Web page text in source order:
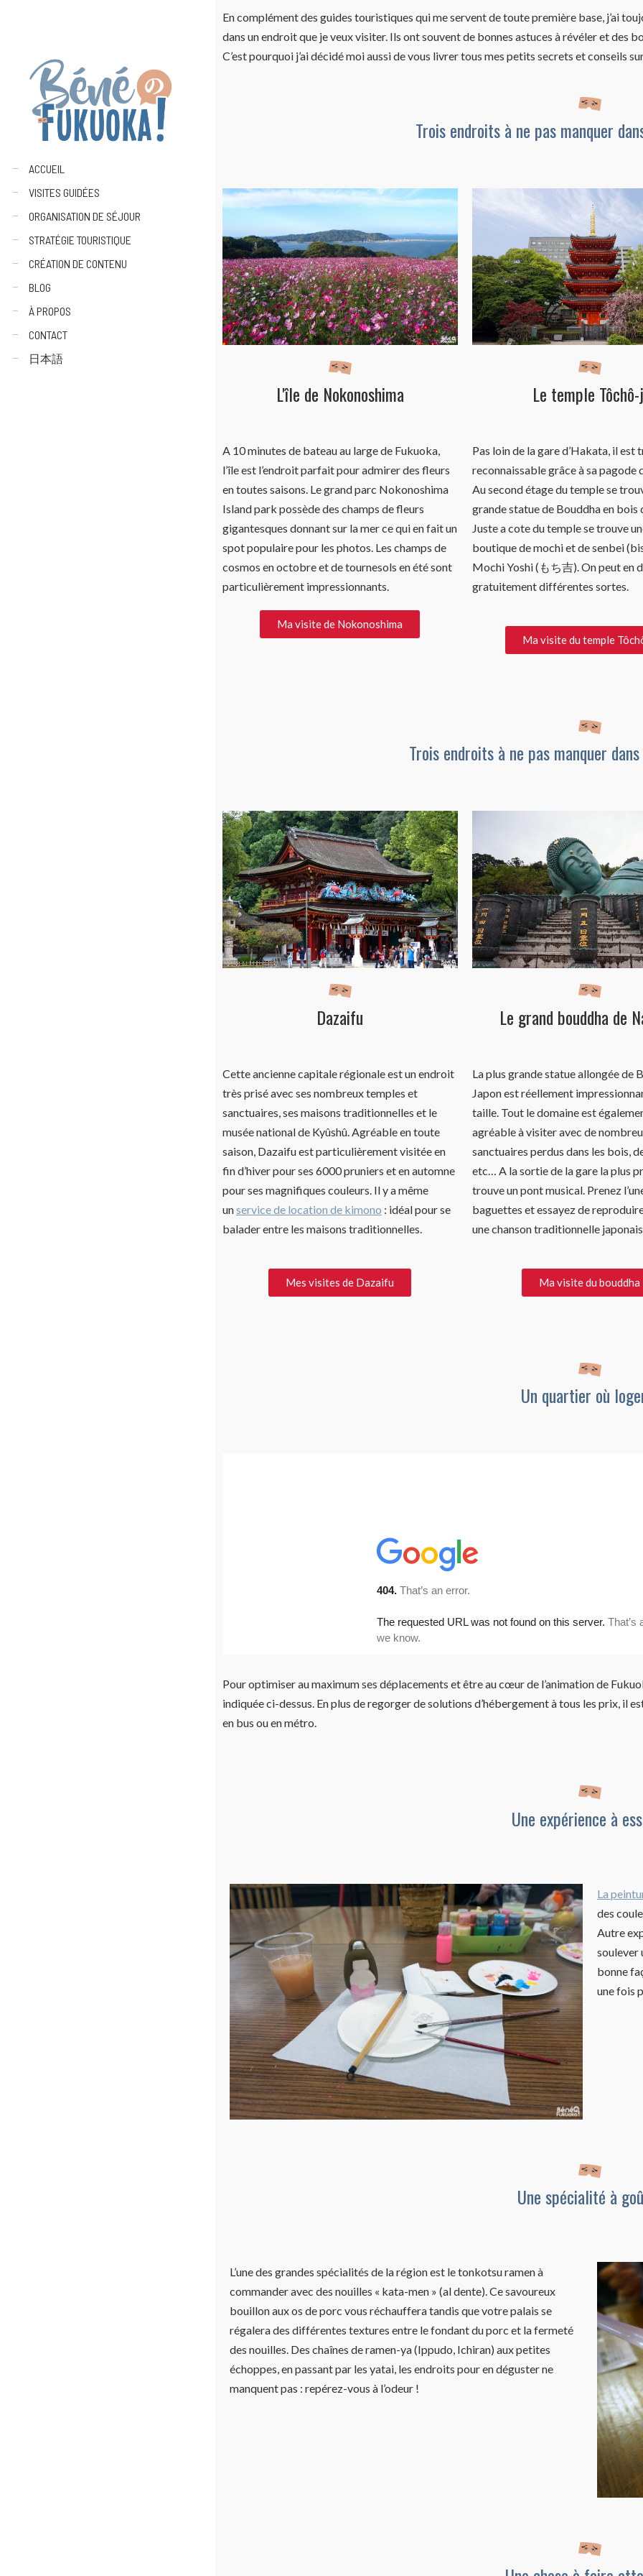
ACCUEIL
VISITES GUIDÉES
ORGANISATION DE SÉJOUR
STRATÉGIE TOURISTIQUE
CRÉATION DE CONTENU
BLOG
À PROPOS
CONTACT
日本語
En complément des guides touristiques qui me servent de toute première base, j’ai
dans un endroit que je veux visiter. Ils ont souvent de bonnes astuces à révéler et des
C’est pourquoi j’ai décidé moi aussi de vous livrer tous mes petits secrets et conseils
Trois endroits à ne pas manquer
L'île de Nokonoshima
A 10 minutes de bateau au large de Fukuoka,
l’île est l’endroit parfait pour admirer des fleurs
en toutes saisons. Le grand parc Nokonoshima
Island park possède des champs de fleurs
gigantesques donnant sur la mer ce qui en fait un
spot populaire pour les photos. Les champs de
cosmos en octobre et de tournesols en été sont
particulièrement impressionnants.
Ma visite de Nokonoshima
Le temple
Pas loin de la gare d’Hakata, il est
reconnaissable grâce à sa pagode
Au second étage du temple se
grande statue de Bouddha en bois
Juste a cote du temple se trouve
boutique de mochi et de senbei
Mochi Yoshi (もち吉). On peut en
gratuitement différentes sortes.
Ma visite du temple
Trois endroits à ne pas manquer
Dazaifu
Cette ancienne capitale régionale est un endroit
très prisé avec ses nombreux temples et
sanctuaires, ses maisons traditionnelles et le
musée national de Kyûshû. Agréable en toute
saison, Dazaifu est particulièrement visitée en
fin d’hiver pour ses 6000 pruniers et en automne
pour ses magnifiques couleurs. Il y a même
unservice de location de kimono : idéal pour se
balader entre les maisons traditionnelles.
Mes visites de Dazaifu
Le grand bouddha de
La plus grande statue allongée de
Japon est réellement
taille. Tout le domaine est
agréable à visiter avec de
sanctuaires perdus dans les bois,
etc… A la sortie de la gare la plus
trouve un pont musical. Prenez
baguettes et essayez de
une chanson traditionnelle
Ma visite du bouddha
Un quartier où
Pour optimiser au maximum ses déplacements et être au cœur de l’animation de
indiquée ci-dessus. En plus de regorger de solutions d’hébergement à tous les prix, il
en bus ou en métro.
Une expérience à
La
des
Autre
soulever
bonne
une fois
Une spécialité à
L’une des grandes spécialités de la région est le tonkotsu ramen à
commander avec des nouilles « kata-men » (al dente). Ce savoureux
bouillon aux os de porc vous réchauffera tandis que votre palais se
régalera des différentes textures entre le fondant du porc et la fermeté
des nouilles. Des chaînes de ramen-ya (Ippudo, Ichiran) aux petites
échoppes, en passant par les yatai, les endroits pour en déguster ne
manquent pas : repérez-vous à l’odeur !